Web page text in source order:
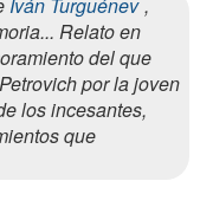
Relato en
del que
por la joven
los incesantes,
que